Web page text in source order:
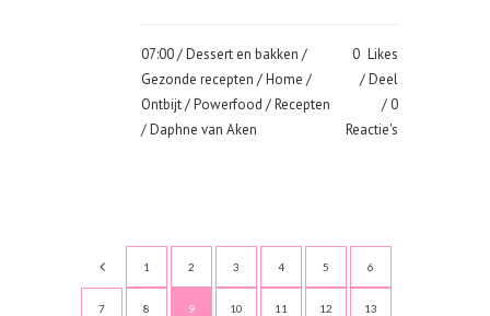
07:00 /Dessert en bakken /
Gezonde recepten /Home /
Ontbijt/Powerfood /Recepten
/ Daphne van Aken
0 Likes
Deel
0
Reactie's
1 2 3 4 5 6
7 8 9 10 11 12 13